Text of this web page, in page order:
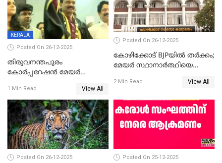
KERALA
Posted On 26-12-2025
തിരുവനന്തപുരം
കോര്‍പ്പറേഷന്‍ മേയര്‍
ഹൈക്കോടതിയിലേക്ക്;
സത്യപ്രതിജ്ഞ ചടങ്ങില്‍
ചട്ടലംഘനമെന്ന് പാർട്ടി
1 Min Read View All
Posted On 26-12-2025
കോഴിക്കോട് BJPയിൽ തർക്കം;
മേയർ സ്ഥാനാർത്ഥിയെ
2 Min Read View All
Posted On 26-12-2025 Posted On 25-12-2025